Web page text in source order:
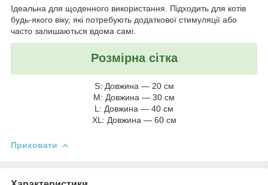
Ідеальна для щоденного використання. Підходить для котів
будь-якого віку, які потребують додаткової стимуляції або
часто залишаються вдома самі.
Розмірна сітка
S: Довжина — 20 см
M: Довжина — 30 см
L: Довжина — 40 см
XL: Довжина — 60 см
Приховати